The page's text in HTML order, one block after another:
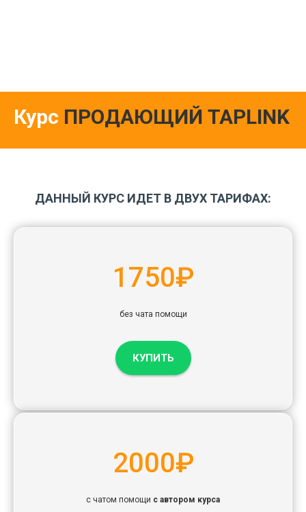
Курс ПРОДАЮЩИЙ TAPLINK
ДАННЫЙ КУРС ИДЕТ В ДВУХ ТАРИФАХ:
1750₽
без чата помощи
КУПИТЬ
2000₽
с чатом помощи с автором курса